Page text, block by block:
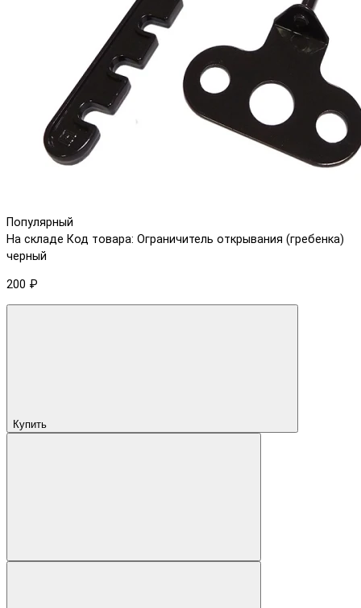
Популярный
На складе Код товара: Ограничитель открывания (гребенка)
черный
200 ₽
Купить